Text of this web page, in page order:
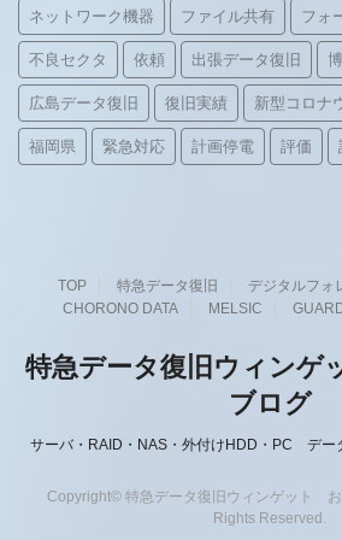
ネットワーク機器 ファイル共有 フォ
不良セクタ 依頼 出張データ復旧
広島データ復旧 復旧実績 新型コロナ
福岡県 緊急対応 計画停電 評価
TOP 特急データ復旧 デジタルフォ
CHORONO DATA
MELSIC
特急データ復旧ウィン
ブログ
サーバ・RAID・NAS・外付けHDD・PC デ
Copyright© 特急データ復旧ウィンゲット
Rights Reserved.